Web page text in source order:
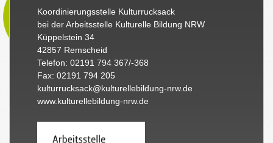
Koordinierungsstelle Kulturrucksack
bei der Arbeitsstelle Kulturelle Bildung NRW
Küppelstein 34
42857 Remscheid
Telefon: 02191 794 367/-368
Fax: 02191 794 205
kulturrucksack@kulturellebildung-nrw.de
www.kulturellebildung-nrw.de